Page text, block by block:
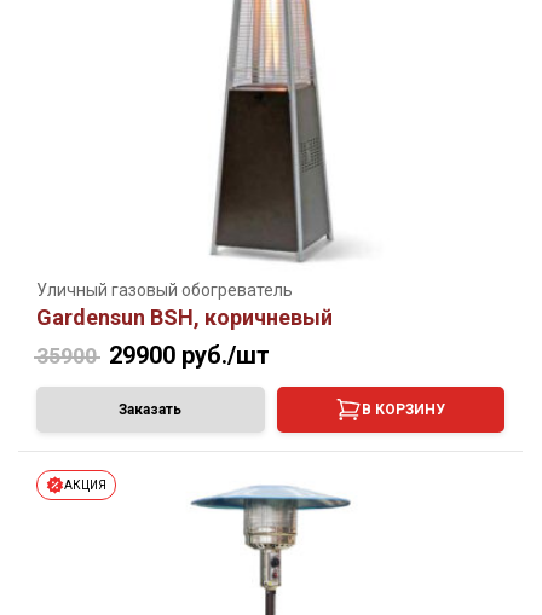
Уличный газовый обогреватель
Gardensun BSH, коричневый
35900 29900 руб./шт
Заказать В КОРЗИНУ
АКЦИЯ